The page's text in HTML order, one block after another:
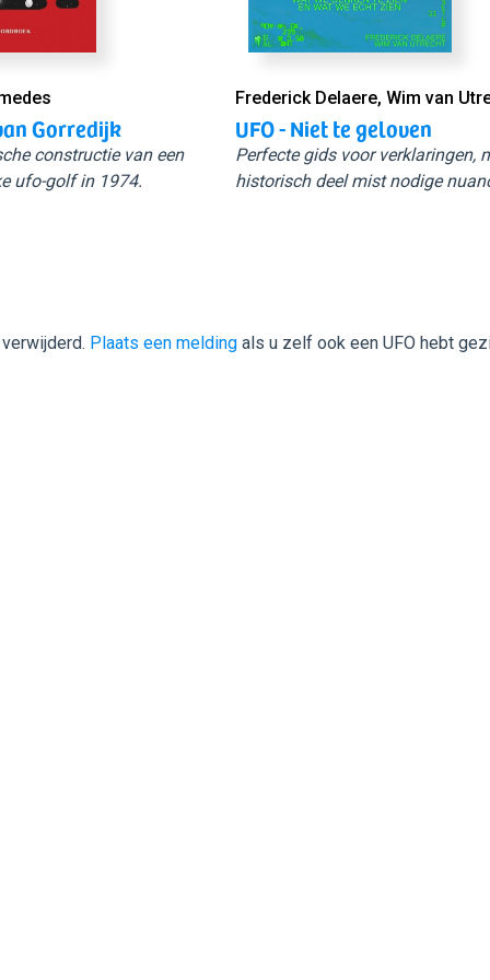
Gorredijk
constructie van een
ufo-golf in 1974.
Frederick Delaere, Wim van
UFO - Niet te geloven
Perfecte gids voor verklaringen,
historisch deel mist nodige
Plaats een melding als u zelf ook een UFO hebt